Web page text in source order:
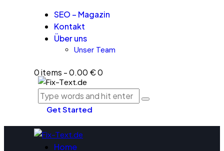
SEO – Magazin
Kontakt
Über uns
Unser Team
0 items -0.00 €0
Get Started
Home